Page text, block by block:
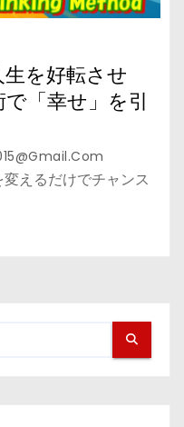
を好転させ
「幸せ」を引
えるだけでチャンス